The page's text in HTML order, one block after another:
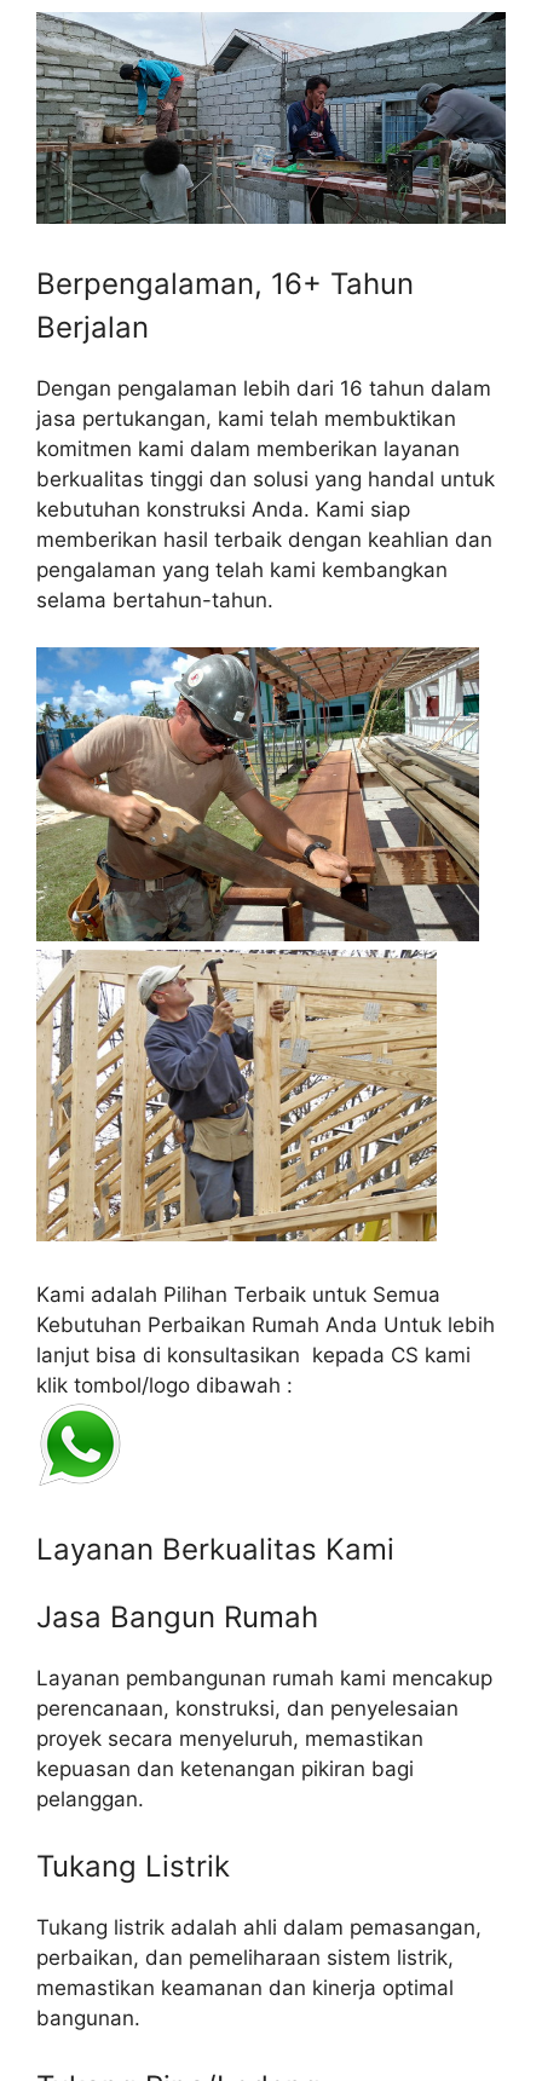
Berpengalaman, 16+ Tahun
Berjalan
Dengan pengalaman lebih dari 16 tahun dalam
jasa pertukangan, kami telah membuktikan
komitmen kami dalam memberikan layanan
berkualitas tinggi dan solusi yang handal untuk
kebutuhan konstruksi Anda. Kami siap
memberikan hasil terbaik dengan keahlian dan
pengalaman yang telah kami kembangkan
selama bertahun-tahun.
Kami adalah Pilihan Terbaik untuk Semua
Kebutuhan Perbaikan Rumah Anda Untuk lebih
lanjut bisa di konsultasikan kepada CS kami
klik tombol/logo dibawah :
Layanan Berkualitas Kami
Jasa Bangun Rumah
Layanan pembangunan rumah kami mencakup
perencanaan, konstruksi, dan penyelesaian
proyek secara menyeluruh, memastikan
kepuasan dan ketenangan pikiran bagi
pelanggan.
Tukang Listrik
Tukang listrik adalah ahli dalam pemasangan,
perbaikan, dan pemeliharaan sistem listrik,
memastikan keamanan dan kinerja optimal
bangunan.